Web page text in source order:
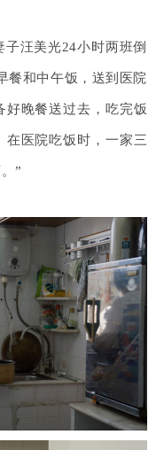
汪美光24小时两班倒
餐和中午饭，送到医院
好晚餐送过去，吃完饭
在医院吃饭时，一家三
”